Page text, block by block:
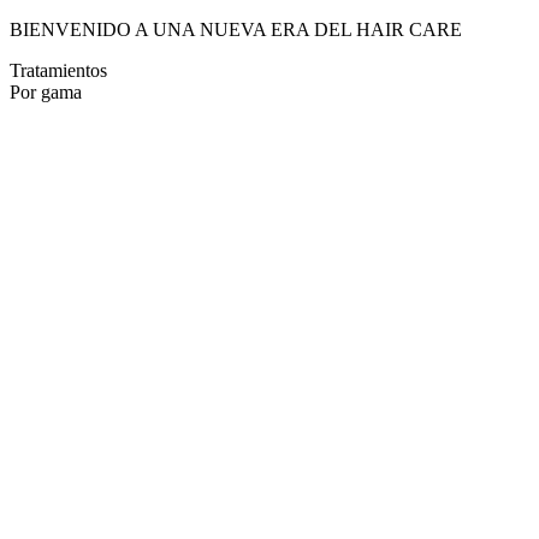
BIENVENIDO A UNA NUEVA ERA DEL HAIR CARE
Tratamientos
Por gama